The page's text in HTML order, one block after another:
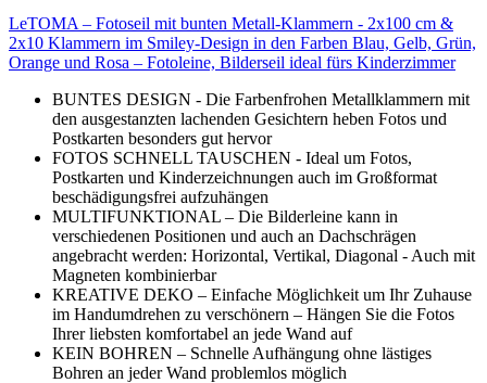
LeTOMA – Fotoseil mit bunten Metall-Klammern - 2x100 cm &
2x10 Klammern im Smiley-Design in den Farben Blau, Gelb, Grün,
Orange und Rosa – Fotoleine, Bilderseil ideal fürs Kinderzimmer
BUNTES DESIGN - Die Farbenfrohen Metallklammern mit
den ausgestanzten lachenden Gesichtern heben Fotos und
Postkarten besonders gut hervor
FOTOS SCHNELL TAUSCHEN - Ideal um Fotos,
Postkarten und Kinderzeichnungen auch im Großformat
beschädigungsfrei aufzuhängen
MULTIFUNKTIONAL – Die Bilderleine kann in
verschiedenen Positionen und auch an Dachschrägen
angebracht werden: Horizontal, Vertikal, Diagonal - Auch mit
Magneten kombinierbar
KREATIVE DEKO – Einfache Möglichkeit um Ihr Zuhause
im Handumdrehen zu verschönern – Hängen Sie die Fotos
Ihrer liebsten komfortabel an jede Wand auf
KEIN BOHREN – Schnelle Aufhängung ohne lästiges
Bohren an jeder Wand problemlos möglich